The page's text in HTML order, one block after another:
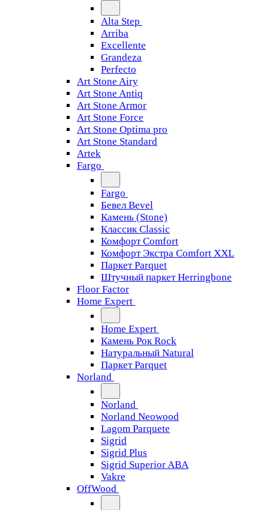
Alta Step
Arriba
Excellente
Grandeza
Perfecto
Art Stone Airy
Art Stone Antiq
Art Stone Armor
Art Stone Force
Art Stone Optima pro
Art Stone Standard
Artek
Fargo
Fargo
Бевел Bevel
Камень (Stone)
Классик Classic
Комфорт Comfort
Комфорт Экстра Comfort XXL
Паркет Parquet
Штучный паркет Herringbone
Floor Factor
Home Expert
Home Expert
Камень Рок Rock
Натуральный Natural
Паркет Parquet
Norland
Norland
Norland Neowood
Lagom Parquete
Sigrid
Sigrid Plus
Sigrid Superior ABA
Vakre
OffWood